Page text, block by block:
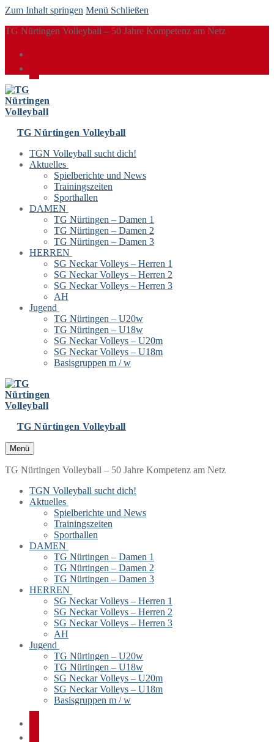
Zum Inhalt springen Menü Schließen
TG Nürtingen Volleyball – 50 Jahre Kompetenz am Netz
TG Nürtingen Volleyball
TGN Volleyball sucht dich!
Aktuelles
Spielberichte und News
Trainingszeiten
Sporthallen
DAMEN
TG Nürtingen – Damen 1
TG Nürtingen – Damen 2
TG Nürtingen – Damen 3
HERREN
SG Neckar Volleys – Herren 1
SG Neckar Volleys – Herren 2
SG Neckar Volleys – Herren 3
AH
Jugend
TG Nürtingen – U20w
TG Nürtingen – U18w
SG Neckar Volleys – U20m
SG Neckar Volleys – U18m
Basisgruppen m / w
TG Nürtingen Volleyball
Menü
TG Nürtingen Volleyball – 50 Jahre Kompetenz am Netz
TGN Volleyball sucht dich!
Aktuelles
Spielberichte und News
Trainingszeiten
Sporthallen
DAMEN
TG Nürtingen – Damen 1
TG Nürtingen – Damen 2
TG Nürtingen – Damen 3
HERREN
SG Neckar Volleys – Herren 1
SG Neckar Volleys – Herren 2
SG Neckar Volleys – Herren 3
AH
Jugend
TG Nürtingen – U20w
TG Nürtingen – U18w
SG Neckar Volleys – U20m
SG Neckar Volleys – U18m
Basisgruppen m / w